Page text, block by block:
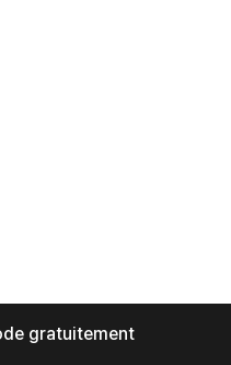
gratuitement